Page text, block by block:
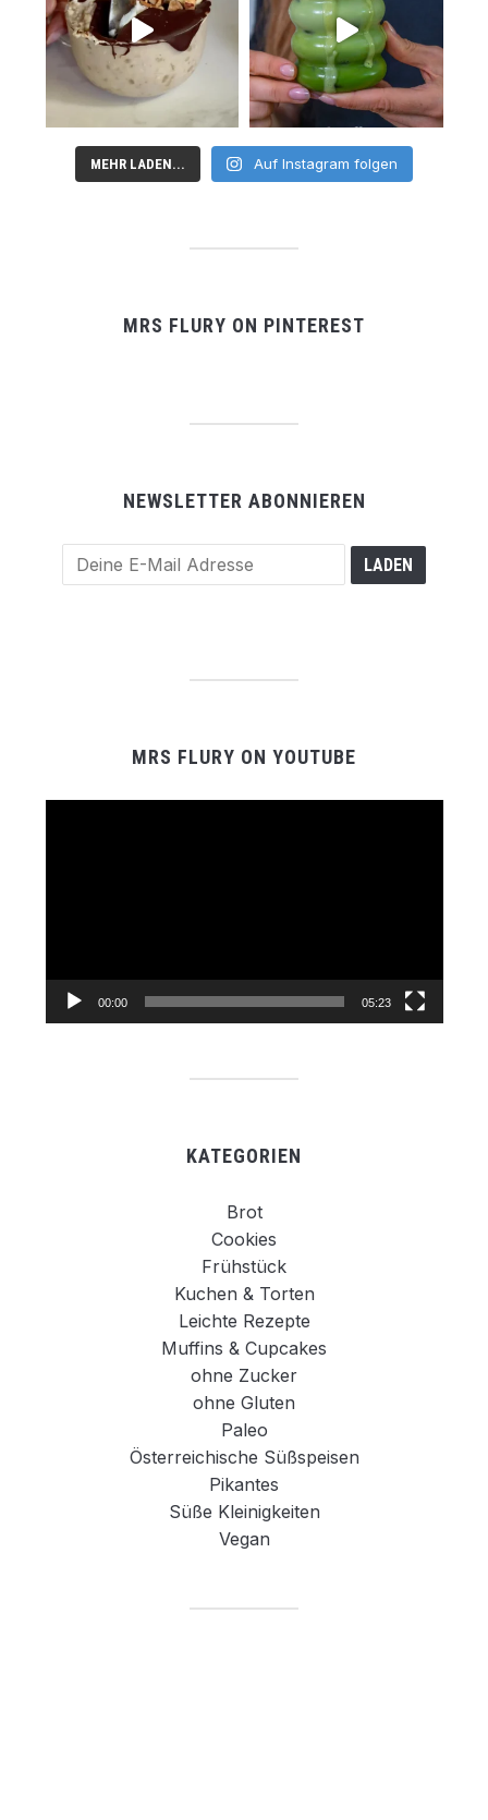
MEHR LADEN... Auf Instagram folgen
MRS FLURY ON PINTEREST
NEWSLETTER ABONNIEREN
MRS FLURY ON YOUTUBE
00:00 05:23
KATEGORIEN
Brot
Cookies
Frühstück
Kuchen & Torten
Leichte Rezepte
Muffins & Cupcakes
ohne Zucker
ohne Gluten
Paleo
Österreichische Süßspeisen
Pikantes
Süße Kleinigkeiten
Vegan